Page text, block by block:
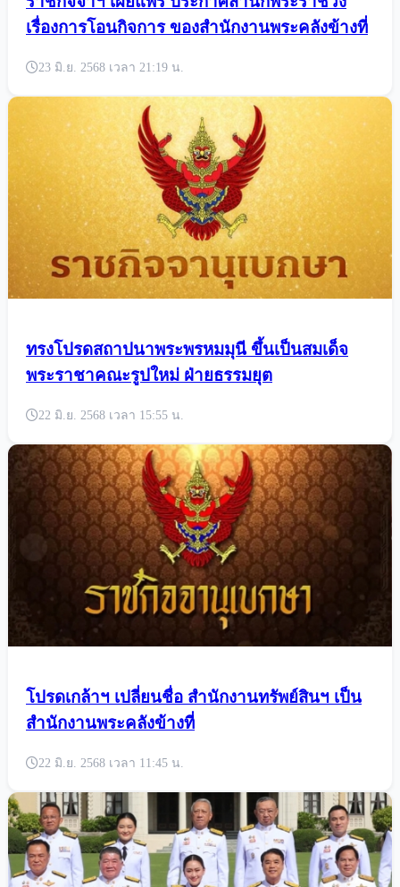
เรื่องการโอนกิจการ ของสำนักงานพระคลังข้างที่
23 มิ.ย. 2568 เวลา 21:19 น.
ทรงโปรดสถาปนาพระพรหมมุนี ขึ้นเป็นสมเด็จ
พระราชาคณะรูปใหม่ ฝ่ายธรรมยุต
22 มิ.ย. 2568 เวลา 15:55 น.
โปรดเกล้าฯ เปลี่ยนชื่อ สำนักงานทรัพย์สินฯ เป็น
สำนักงานพระคลังข้างที่
22 มิ.ย. 2568 เวลา 11:45 น.